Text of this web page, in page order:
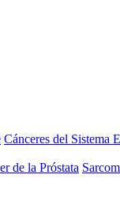
Cánceres del Sistema
de la Próstata